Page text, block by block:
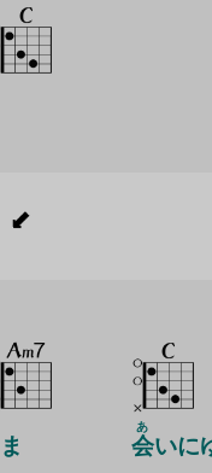
ま 会
あ
いに